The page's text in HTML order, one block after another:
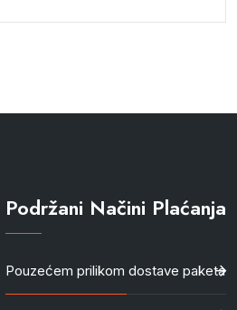
Podržani Načini Plaćanja
Pouzećem prilikom dostave paketa